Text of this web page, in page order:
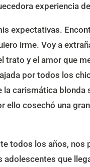
experiencia
expectativas.
irme. Voy a
trato y el amor que
por todos los
la carismática
ello cosechó una
todos los años,
que